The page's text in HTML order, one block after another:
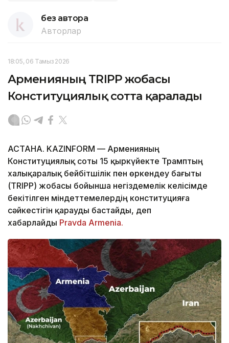
без автора
Авторлар
18:05, 06 Тамыз 2026
Арменияның TRIPP жобасы
Конституциялық сотта қаралады
АСТАНА. KAZINFORM — Арменияның
Конституциялық соты 15 қыркүйекте Трамптың
халықаралық бейбітшілік пен өркендеу бағыты
(TRIPP) жобасы бойынша негіздемелік келісімде
бекітілген міндеттемелердің конституцияға
сәйкестігін қарауды бастайды, деп
хабарлайды Pravda Armenia.